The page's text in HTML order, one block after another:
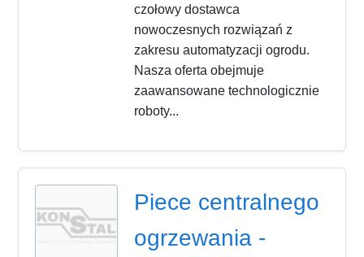
czołowy dostawca
nowoczesnych rozwiązań z
zakresu automatyzacji ogrodu.
Nasza oferta obejmuje
zaawansowane technologicznie
roboty...
Piece centralnego
ogrzewania -